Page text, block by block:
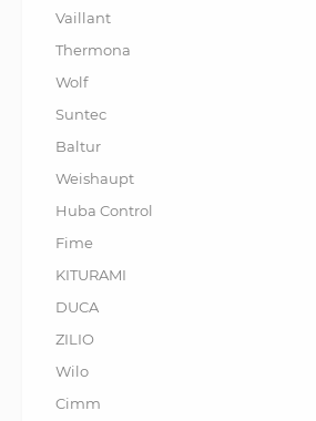
Vaillant
Thermona
Wolf
Suntec
Baltur
Weishaupt
Huba Control
Fime
KITURAMI
DUCA
ZILIO
Wilo
Cimm